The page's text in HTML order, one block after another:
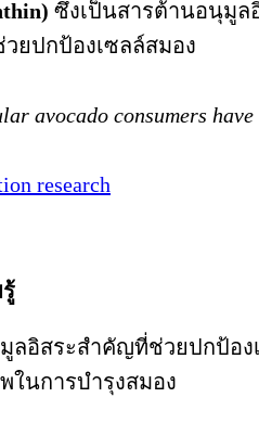
ซึ่งเป็นสารต้านอนุมูล
วยปกป้องเซลล์สมอง
avocado consumers
research
อิสระสำคัญที่ช่วยปกป้อ
นการบำรุงสมอง